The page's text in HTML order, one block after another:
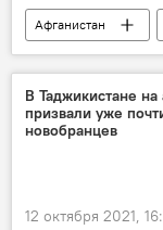
Афганистан
Сергей Лавров
талибы
В Таджикистане
призвали уже
новобранцев
12 октября 2021,